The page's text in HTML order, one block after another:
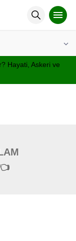
Hayati, Askeri ve